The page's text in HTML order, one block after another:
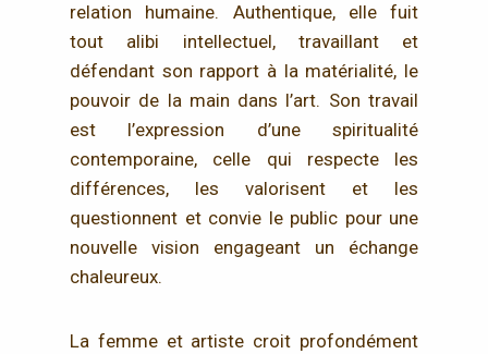
relation humaine. Authentique, elle fuit
tout alibi intellectuel, travaillant et
défendant son rapport à la matérialité, le
pouvoir de la main dans l’art. Son travail
est l’expression d’une spiritualité
contemporaine, celle qui respecte les
différences, les valorisent et les
questionnent et convie le public pour une
nouvelle vision engageant un échange
chaleureux.
La femme et artiste croit profondément